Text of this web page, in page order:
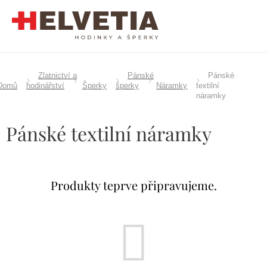
Zlatnictví a
hodinářství
Šperky
Pánské
šperky
Náramky
Pánské
textilní
náramky
Pánské textilní náramky
Produkty teprve připravujeme.